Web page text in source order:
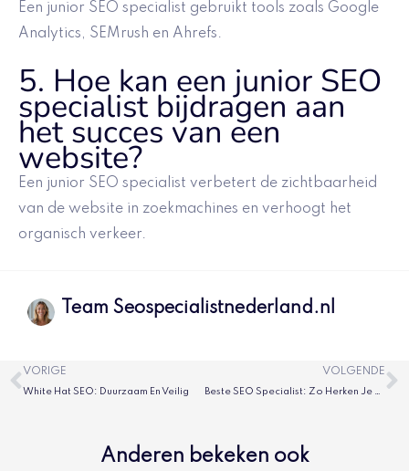
Een junior SEO specialist gebruikt tools zoals Google
Analytics, SEMrush en Ahrefs.
5. Hoe kan een junior SEO
specialist bijdragen aan
het succes van een
website?
Een junior SEO specialist verbetert de zichtbaarheid
van de website in zoekmachines en verhoogt het
organisch verkeer.
Team Seospecialistnederland.nl
Vorige
VORIGE
White Hat SEO: Duurzaam En Veilig
VOLGENDE
Anderen bekeken ook